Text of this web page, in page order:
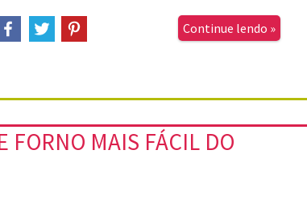
Continue lendo »
FORNO MAIS FÁCIL DO